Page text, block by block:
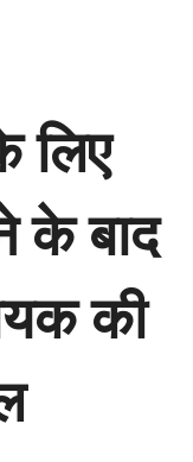
लिए
के बाद
की